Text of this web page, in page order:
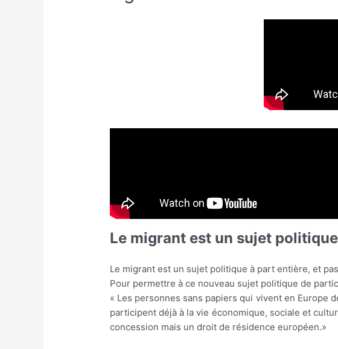
Le migrant est un sujet politique
Le migrant est un sujet politique à part entière, et
Pour permettre à ce nouveau sujet politique de
« Les personnes sans papiers qui vivent en Europe
participent déjà à la vie économique, sociale et
concession mais un droit de résidence européen.»